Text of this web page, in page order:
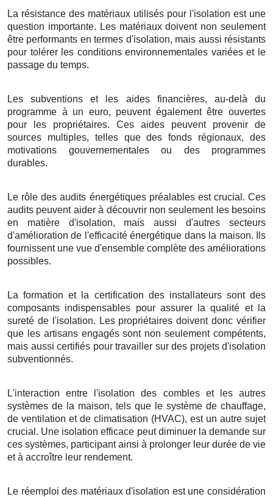
La résistance des matériaux utilisés pour l'isolation est une
question importante. Les matériaux doivent non seulement
être performants en termes d'isolation, mais aussi résistants
pour tolérer les conditions environnementales variées et le
passage du temps.
Les subventions et les aides financières, au-delà du
programme à un euro, peuvent également être ouvertes
pour les propriétaires. Ces aides peuvent provenir de
sources multiples, telles que des fonds régionaux, des
motivations gouvernementales ou des programmes
durables.
Le rôle des audits énergétiques préalables est crucial. Ces
audits peuvent aider à découvrir non seulement les besoins
en matière d'isolation, mais aussi d'autres secteurs
d'amélioration de l'efficacité énergétique dans la maison. Ils
fournissent une vue d'ensemble complète des améliorations
possibles.
La formation et la certification des installateurs sont des
composants indispensables pour assurer la qualité et la
sureté de l'isolation. Les propriétaires doivent donc vérifier
que les artisans engagés sont non seulement compétents,
mais aussi certifiés pour travailler sur des projets d'isolation
subventionnés.
L'interaction entre l'isolation des combles et les autres
systèmes de la maison, tels que le système de chauffage,
de ventilation et de climatisation (HVAC), est un autre sujet
crucial. Une isolation efficace peut diminuer la demande sur
ces systèmes, participant ainsi à prolonger leur durée de vie
et à accroître leur rendement.
Le réemploi des matériaux d'isolation est une considération